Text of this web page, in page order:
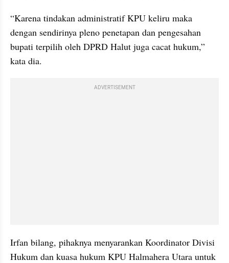
“Karena tindakan administratif KPU keliru maka
dengan sendirinya pleno penetapan dan pengesahan
bupati terpilih oleh DPRD Halut juga cacat hukum,”
kata dia.
ADVERTISEMENT
Irfan bilang, pihaknya menyarankan Koordinator Divisi
Hukum dan kuasa hukum KPU Halmahera Utara untuk